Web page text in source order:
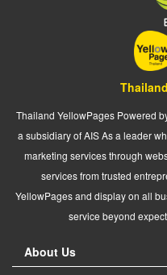
Thailand YellowPages Powered
a subsidiary of AIS As a leader
marketing services through
services from trusted
YellowPages and display on all
service beyond
About Us